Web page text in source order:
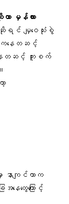
ာ မှန်လား
ဆိုရင် မျှဝေသုံးစွဲ
ေကနေတဆင့်
တဆင့် ကူးစက်
ာကျင်တာ က
ေတွေကြောင့်